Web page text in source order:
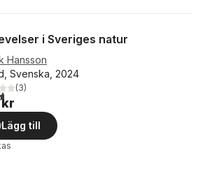
i Sveriges natur
Hansson
Svenska, 2024
5 stjärnor. Totalt antal röster:
(3)
Lägg till